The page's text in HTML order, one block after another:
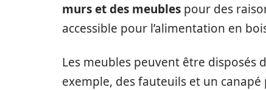
murs et des meubles pour des
accessible pour l’alimentation en
Les meubles peuvent être disposés
exemple, des fauteuils et un